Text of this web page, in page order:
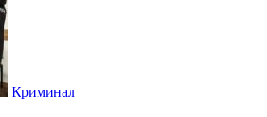
Криминал